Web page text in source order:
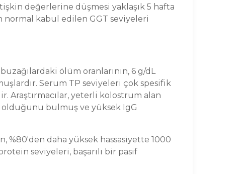
değerlerine düşmesi yaklaşık 5 hafta
normal kabul edilen GGT seviyeleri
ölüm oranlarının, 6 g/dL
Serum TP seviyeleri çok spesifik
Araştırmacılar, yeterli kolostrum alan
olduğunu bulmuş ve yüksek IgG
%80'den daha yüksek hassasiyette 1000
seviyeleri, başarılı bir pasif